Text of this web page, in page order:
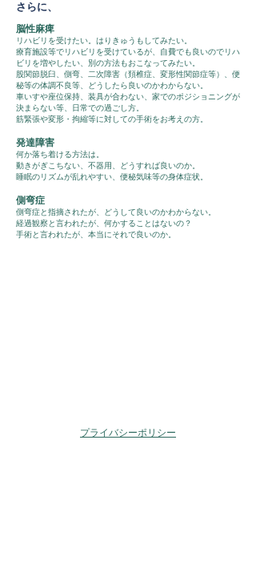
​さらに、
脳性麻痺
リハビリを受けたい。はりきゅうもしてみたい。
療育施設等でリハビリを受けているが、自費でも良いのでリハ
ビリを増やしたい、別の方法もおこなってみたい。
股関節脱臼、側弯、二次障害（頚椎症、変形性関節症等）、便
秘等の体調不良等、どうしたら良いのかわからない。
車いすや座位保持、装具が合わない、家でのポジショニングが
決まらない等、日常での過ごし方。
筋緊張や変形・拘縮等に対しての手術をお考えの方。
発達障害
何か落ち着ける方法は。
動きがぎこちない、不器用、どうすれば良いのか。
睡眠のリズムが乱れやすい、便秘気味等の身体症状。
側弯症
側弯症と指摘されたが、どうして良いのかわからない。
経過観察と言われたが、何かすることはないの？
手術と言われたが、本当にそれで良いのか。
プライバシーポリシー